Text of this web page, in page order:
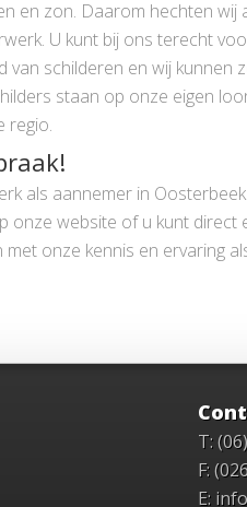
en zon. Daarom hechten
U kunt bij ons terecht
van schilderen en wij kunnen
staan op onze eigen
regio.
als aannemer in
onze website of u kunt direct
onze kennis en ervaring
T:
F:
E: